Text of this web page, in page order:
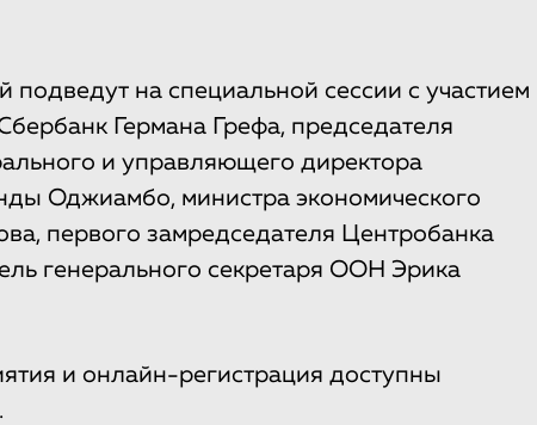
на специальной сессии с участием
Германа Грефа, председателя
и управляющего директора
Оджиамбо, министра экономического
первого замредседателя Центробанка
генерального секретаря ООН Эрика
и онлайн-регистрация доступны